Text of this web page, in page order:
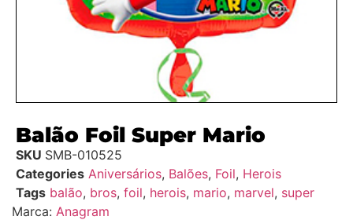
Balão Foil Super Mario
SKU SMB-010525
Categories Aniversários, Balões, Foil, Herois
Tags balão, bros, foil, herois, mario, marvel, super
Marca: Anagram